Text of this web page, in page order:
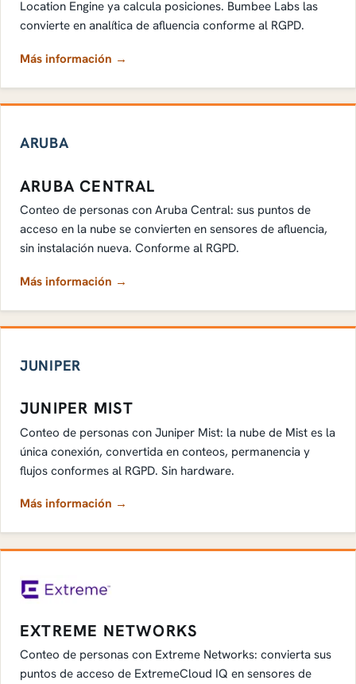
Location Engine ya calcula posiciones. Bumbee Labs las
convierte en analítica de afluencia conforme al RGPD.
Más información →
ARUBA
ARUBA CENTRAL
Conteo de personas con Aruba Central: sus puntos de
acceso en la nube se convierten en sensores de afluencia,
sin instalación nueva. Conforme al RGPD.
Más información →
JUNIPER
JUNIPER MIST
Conteo de personas con Juniper Mist: la nube de Mist es la
única conexión, convertida en conteos, permanencia y
flujos conformes al RGPD. Sin hardware.
Más información →
EXTREME NETWORKS
Conteo de personas con Extreme Networks: convierta sus
puntos de acceso de ExtremeCloud IQ en sensores de